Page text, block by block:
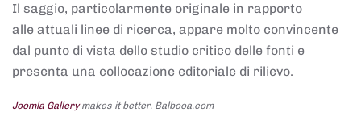
Il saggio, particolarmente originale in rapporto
alle attuali linee di ricerca, appare molto convincente
dal punto di vista dello studio critico delle fonti e
presenta una collocazione editoriale di rilievo.
Joomla Gallerymakes it better. Balbooa.com